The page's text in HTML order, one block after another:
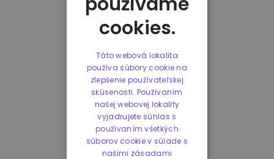
cookies.
Táto webová lokalita
používa súbory cookie na
zlepšenie používateľskej
skúsenosti. Používaním
našej webovej lokality
vyjadrujete súhlas s
používaním všetkých
súborov cookie v súlade s
našimi zásadami